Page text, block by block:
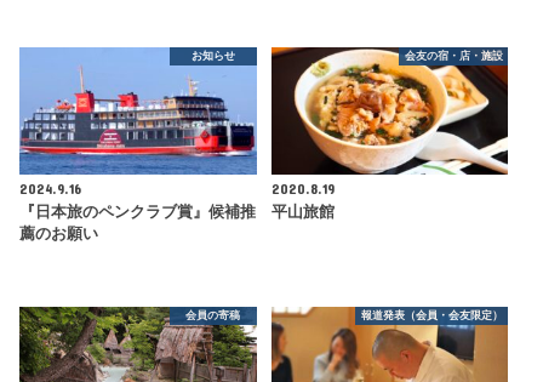
お知らせ
2024.9.16
『日本旅のペンクラブ賞』候補推
薦のお願い
会友の宿・店・施設
2020.8.19
平山旅館
会員の寄稿 報道発表（会員・会友限定）